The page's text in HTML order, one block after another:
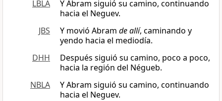
LBLA
Y Abram siguió su camino, continuando
hacia el Neguev.
JBS
Y movió Abram de allí, caminando y
yendo hacia el mediodía.
DHH
Después siguió su camino, poco a poco,
hacia la región del Négueb.
NBLA
Y Abram siguió su camino, continuando
hacia el Neguev.